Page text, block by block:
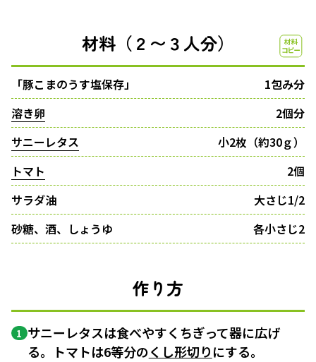
材料（２〜３人分）
「豚こまのうす塩保存」
1包み分
溶き卵
2個分
サニーレタス
小2枚（約30ｇ）
トマト
2個
サラダ油
大さじ1/2
砂糖、酒、しょうゆ
各小さじ2
作り方
1 サニーレタスは食べやすくちぎって器に広げ
る。トマトは6等分のくし形切りにする。